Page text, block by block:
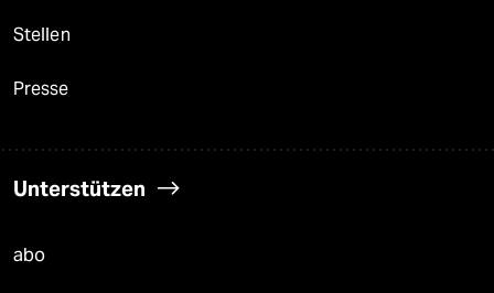
Stellen
Presse
Unterstützen
abo